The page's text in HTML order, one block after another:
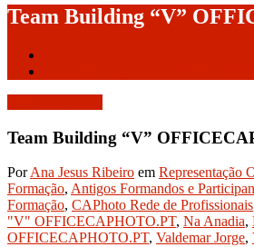
Team Building “V”
Team Building “V”
PorAna Jesus Ribeiro em Representação
Formação, Antigos Formandos e
Formação, CAPhoto Rede de Profissionais
"V" OFFICECAPHOTO.PT, Na Anadia,
OFFICECAPHOTO.PT, Valdemar Jorge,